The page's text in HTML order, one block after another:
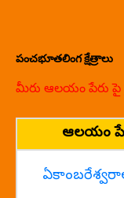
పంచభూతలింగ క్షేత్రాలు
మీరు ఆలయం పేరు పై
ఆలయం